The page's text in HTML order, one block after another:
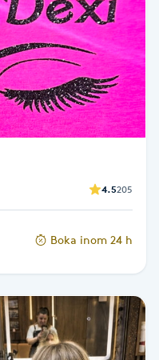
4.5205
Boka inom 24 h